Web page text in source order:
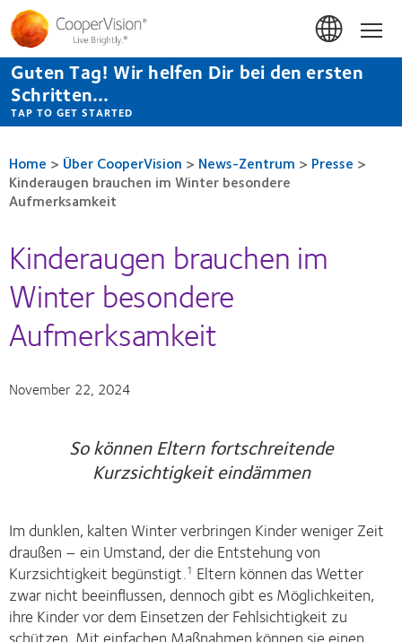
Direkt
zum
Inhalt
Guten Tag! Wir helfen Dir bei den ersten
Schritten...
TAP TO GET STARTED
Home > Über CooperVision > News-Zentrum > Presse >
Kinderaugen brauchen im Winter besondere
Aufmerksamkeit
Kinderaugen brauchen im
Winter besondere
Aufmerksamkeit
November 22, 2024
So können Eltern fortschreitende
Kurzsichtigkeit eindämmen
Im dunklen, kalten Winter verbringen Kinder weniger Zeit
draußen – ein Umstand, der die Entstehung von
Kurzsichtigkeit begünstigt.1 Eltern können das Wetter
zwar nicht beeinflussen, dennoch gibt es Möglichkeiten,
ihre Kinder vor dem Einsetzen der Fehlsichtigkeit zu